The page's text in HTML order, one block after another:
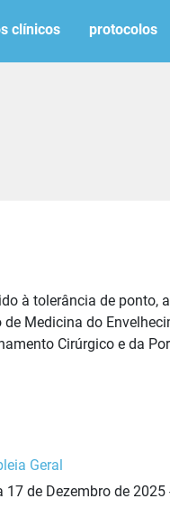
clínicos protocolos
à tolerância de ponto,
de Medicina do
Cirúrgico e da
Geral
17 de Dezembro de 2025